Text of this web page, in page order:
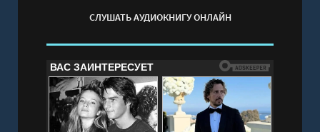
СЛУШАТЬ АУДИОКНИГУ ОНЛАЙН